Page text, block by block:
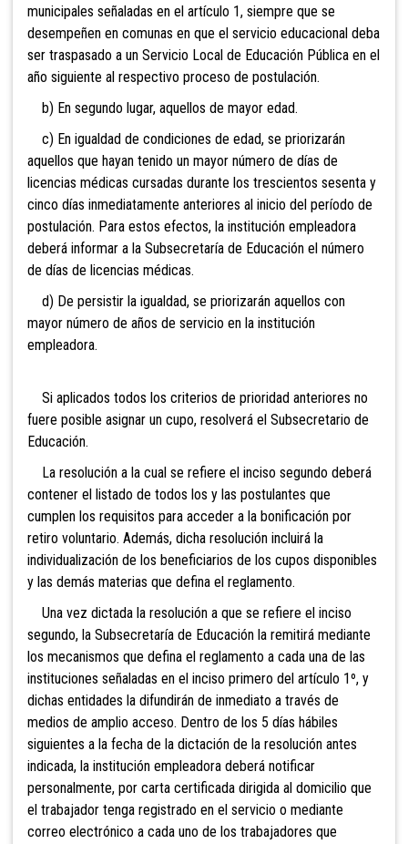
municipales señaladas en el artículo 1, siempre que se
desempeñen en comunas en que el servicio educacional deba
ser traspasado a un Servicio Local de Educación Pública en el
año siguiente al respectivo proceso de postulación.
b) En segundo lugar, aquellos de mayor edad.
c) En igualdad de condiciones de edad, se priorizarán
aquellos que hayan tenido un mayor número de días de
licencias médicas cursadas durante los trescientos sesenta y
cinco días inmediatamente anteriores al inicio del período de
postulación. Para estos efectos, la institución empleadora
deberá informar a la Subsecretaría de Educación el número
de días de licencias médicas.
d) De persistir la igualdad, se priorizarán aquellos con
mayor número de años de servicio en la institución
empleadora.
Si aplicados todos los criterios de prioridad anteriores no
fuere posible asignar un cupo, resolverá el Subsecretario de
Educación.
La resolución a la cual se refiere el inciso segundo deberá
contener el listado de todos los y las postulantes que
cumplen los requisitos para acceder a la bonificación por
retiro voluntario. Además, dicha resolución incluirá la
individualización de los beneficiarios de los cupos disponibles
y las demás materias que defina el reglamento.
Una vez dictada la resolución a que se refiere el inciso
segundo, la Subsecretaría de Educación la remitirá mediante
los mecanismos que defina el reglamento a cada una de las
instituciones señaladas en el inciso primero del artículo 1º, y
dichas entidades la difundirán de inmediato a través de
medios de amplio acceso. Dentro de los 5 días hábiles
siguientes a la fecha de la dictación de la resolución antes
indicada, la institución empleadora deberá notificar
personalmente, por carta certificada dirigida al domicilio que
el trabajador tenga registrado en el servicio o mediante
correo electrónico a cada uno de los trabajadores que